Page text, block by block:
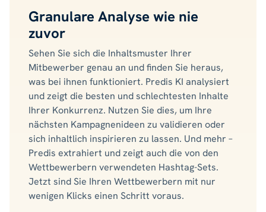
Granulare Analyse wie nie
zuvor
Sehen Sie sich die Inhaltsmuster Ihrer
Mitbewerber genau an und finden Sie heraus,
was bei ihnen funktioniert. Predis KI analysiert
und zeigt die besten und schlechtesten Inhalte
Ihrer Konkurrenz. Nutzen Sie dies, um Ihre
nächsten Kampagnenideen zu validieren oder
sich inhaltlich inspirieren zu lassen. Und mehr –
Predis extrahiert und zeigt auch die von den
Wettbewerbern verwendeten Hashtag-Sets.
Jetzt sind Sie Ihren Wettbewerbern mit nur
wenigen Klicks einen Schritt voraus.